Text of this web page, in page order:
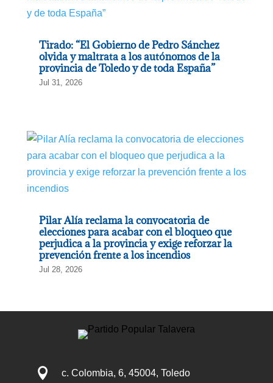
Tirado: “El Gobierno de Pedro Sánchez
olvida y maltrata a los autónomos de la
provincia de Toledo y de toda España”
Jul 31, 2026
Pilar Alía reclama la convocatoria de
elecciones para acabar con el bloqueo que
perjudica a la provincia y exige reforzar la
prevención frente a los incendios
Jul 28, 2026
 c. Colombia, 6, 45004, Toledo